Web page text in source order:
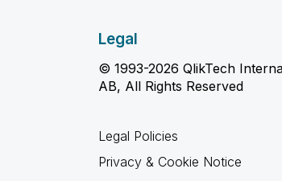
Legal
© 1993-2026 QlikTech
AB, All Rights Reserved
Legal Policies
Privacy & Cookie Notice